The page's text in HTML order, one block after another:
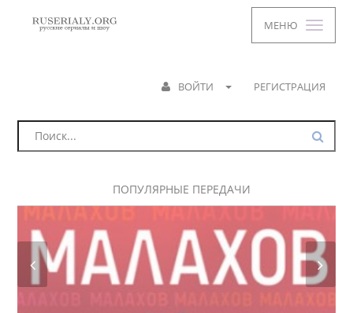
МЕНЮ
ВОЙТИ РЕГИСТРАЦИЯ
ПОПУЛЯРНЫЕ ПЕРЕДАЧИ